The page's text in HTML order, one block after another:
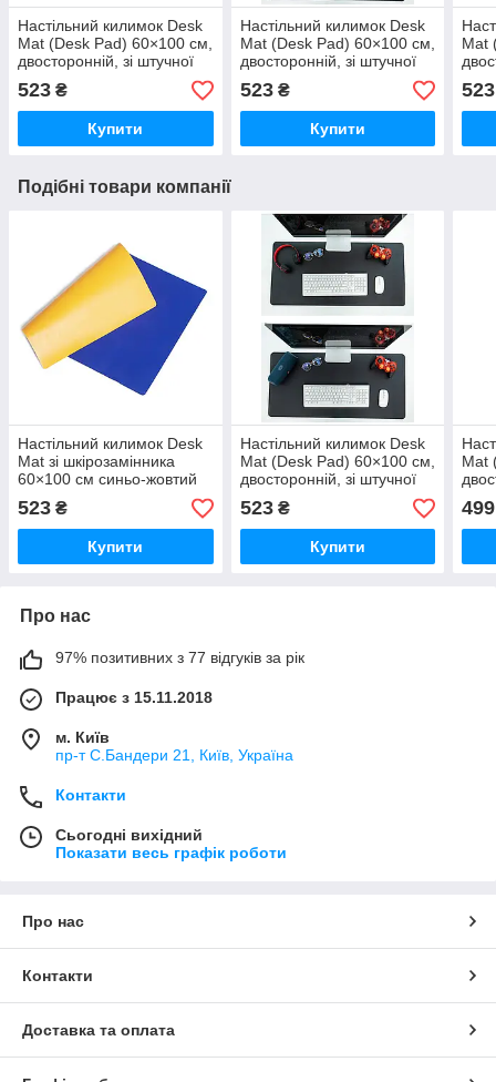
Настільний килимок Desk
Mat (Desk Pad) 60×100 см,
двосторонній, зі штучної
шкіри, для ноутбука,
клавіатури та миші,
сріблясто-біли
523 ₴
Купити
Настільний килимок Desk
Mat (Desk Pad) 60×100 см,
двосторонній, зі штучної
шкіри, для ноутбука,
клавіатури та миші, 7
кольорів
523₴
Купити
Mat
523
Подібні товари компанії
Настільний килимок Desk
Mat зі шкірозамінника
60×100 см синьо-жовтий
523 ₴
Купити
Настільний килимок Desk
Mat (Desk Pad) 60×100 см,
двосторонній, зі штучної
клавіатури та миші, 7
кольорів
523₴
Купити
Mat
499
Про нас
97% позитивних з 77 відгуків за рік
Працює з 15.11.2018
м. Київ
пр-т С.Бандери 21, Київ, Україна
Контакти
Сьогодні вихідний
Показати весь графік роботи
Про нас
Контакти
Доставка та оплата